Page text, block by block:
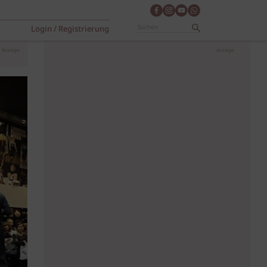
Login / Registrierung
Anzeige Anzeige